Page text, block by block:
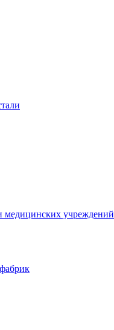
медицинских учреждений